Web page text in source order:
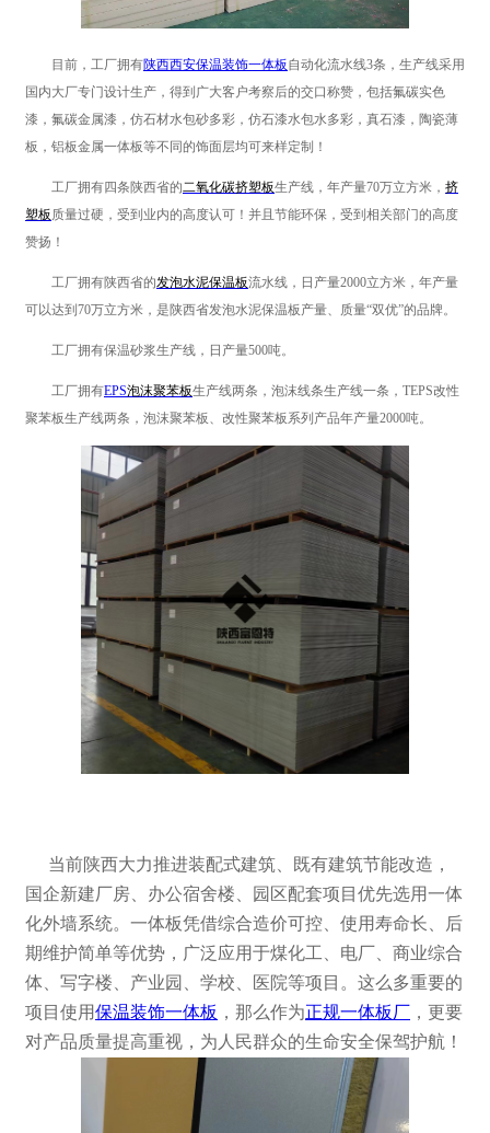
目前，工厂拥有陕西西安保温装饰一体板自动化流水线3条，生产线采用
国内大厂专门设计生产，得到广大客户考察后的交口称赞，包括氟碳实色
漆，氟碳金属漆，仿石材水包砂多彩，仿石漆水包水多彩，真石漆，陶瓷薄
板，铝板金属一体板等不同的饰面层均可来样定制！
工厂拥有四条陕西省的二氧化碳挤塑板生产线，年产量70万立方米， 挤
塑板质量过硬，受到业内的高度认可！并且节能环保，受到相关部门的高度
赞扬！
工厂拥有陕西省的发泡水泥保温板流水线，日产量2000立方米，年产量
可以达到70万立方米，是陕西省发泡水泥保温板产量、质量“双优”的品牌。
工厂拥有保温砂浆生产线，日产量500吨。
工厂拥有EPS泡沫聚苯板生产线两条，泡沫线条生产线一条，TEPS改性
聚苯板生产线两条，泡沫聚苯板、改性聚苯板系列产品年产量2000吨。
当前陕西大力推进装配式建筑、既有建筑节能改造，
国企新建厂房、办公宿舍楼、园区配套项目优先选用一体
化外墙系统。一体板凭借综合造价可控、使用寿命长、后
期维护简单等优势，广泛应用于煤化工、电厂、商业综合
体、写字楼、产业园、学校、医院等项目。这么多重要的
项目使用保温装饰一体板 ，那么作为正规一体板厂 ，更要
对产品质量提高重视，为人民群众的生命安全保驾护航！